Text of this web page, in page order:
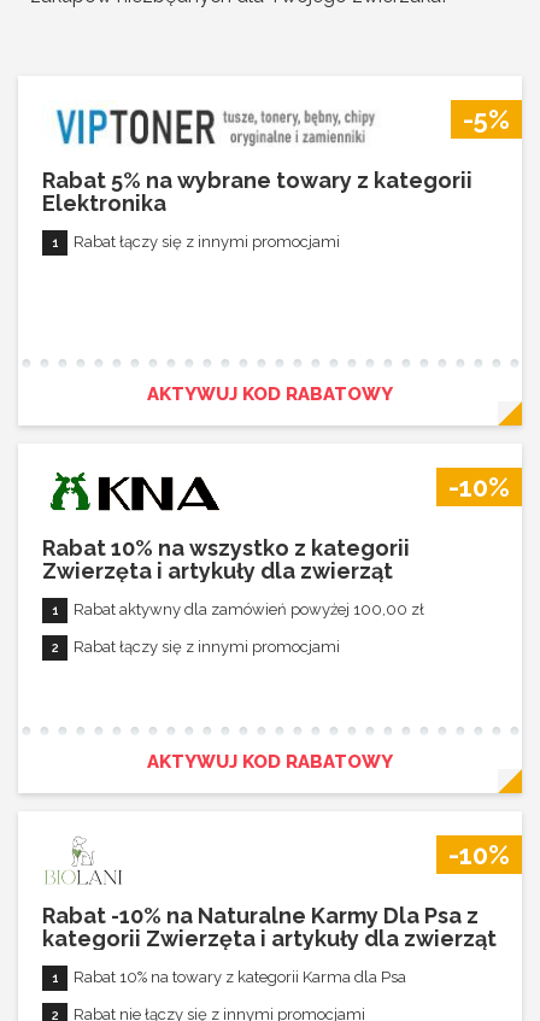
-5%
Rabat 5% na wybrane towary z kategorii
Elektronika
Rabat łączy się z innymi promocjami
AKTYWUJ KOD RABATOWY
-10%
Rabat 10% na wszystko z kategorii
Zwierzęta i artykuły dla zwierząt
Rabat aktywny dla zamówień powyżej 100,00 zł
Rabat łączy się z innymi promocjami
AKTYWUJ KOD RABATOWY
-10%
Rabat -10% na Naturalne Karmy Dla Psa z
kategorii Zwierzęta i artykuły dla zwierząt
Rabat 10% na towary z kategorii Karma dla Psa
Rabat nie łączy się z innymi promocjami